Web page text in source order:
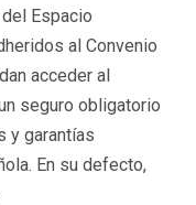
Espacio
al Convenio
acceder al
seguro obligatorio
y garantías
En su defecto,